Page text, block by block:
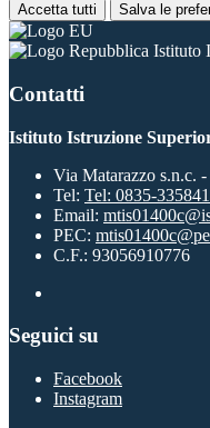
Accetta tutti Salva le
Istituto
Contatti
Istituto Istruzione
Via Matarazzo s.n.c.
Tel: Tel: 0835-
Email:
PEC:
C.F.: 93056910776
Seguici su
Facebook
Instagram